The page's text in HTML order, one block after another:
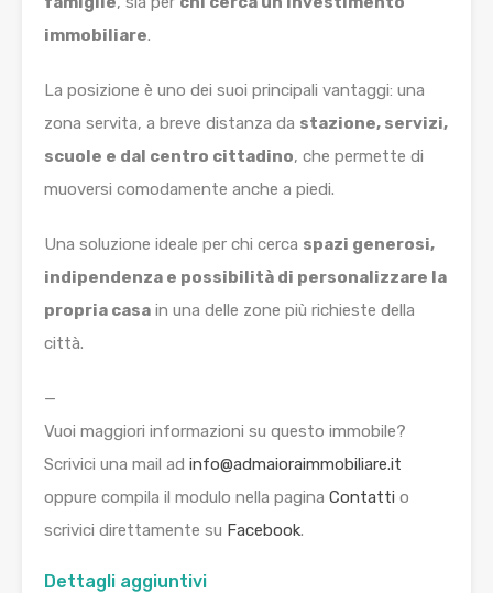
immobiliare.
La posizione è uno dei suoi principali vantaggi: una
zona servita, a breve distanza da stazione, servizi,
scuole e dal centro cittadino, che permette di
muoversi comodamente anche a piedi.
Una soluzione ideale per chi cerca spazi generosi,
indipendenza e possibilità di personalizzare la
propria casa in una delle zone più richieste della
città.
—
Vuoi maggiori informazioni su questo immobile?
Scrivici una mail ad info@admaioraimmobiliare.it
oppure compila il modulo nella pagina Contatti o
scrivici direttamente su Facebook.
Dettagli aggiuntivi